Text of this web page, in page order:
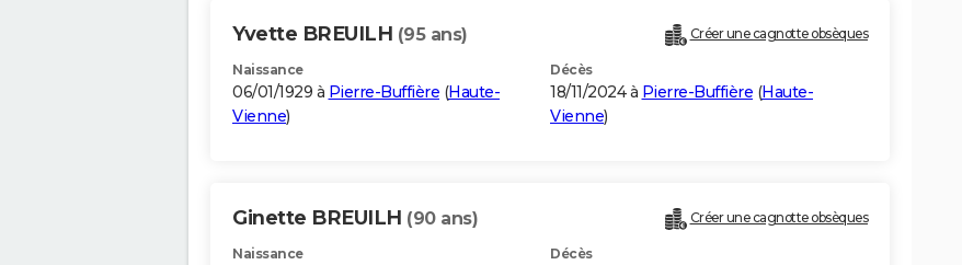
Yvette BREUILH (95 ans) Créer une cagnotte obsèques
Naissance
06/01/1929 à Pierre-Buffière (Haute-
Vienne)
Décès
18/11/2024 à Pierre-Buffière (Haute-
Vienne)
Ginette BREUILH (90 ans) Créer une cagnotte obsèques
Naissance Décès